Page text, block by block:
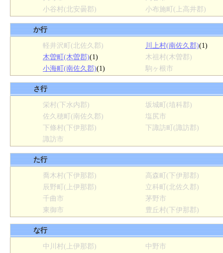
小谷村(北安曇郡)
小布施町(上高井郡)
か行
軽井沢町(北佐久郡)
川上村(南佐久郡)(1)
木曽町(木曽郡)(1)
木祖村(木曽郡)
小海町(南佐久郡)(1) 駒ヶ根市
さ行
栄村(下水内郡)
坂城町(埴科郡)
佐久穂町(南佐久郡)
塩尻市
下條村(下伊那郡)
下諏訪町(諏訪郡)
諏訪市
た行
喬木村(下伊那郡)
高森町(下伊那郡)
辰野町(上伊那郡)
立科町(北佐久郡)
千曲市
茅野市
東御市
豊丘村(下伊那郡)
な行
中川村(上伊那郡)
中野市